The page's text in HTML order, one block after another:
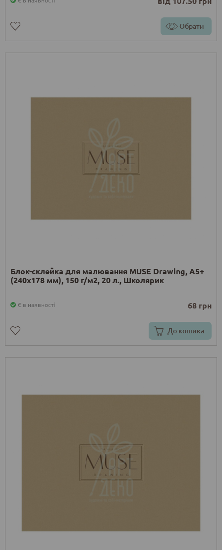
Обрати
Блок-склейка для малювання MUSE Drawing, А5+
(240х178 мм), 150 г/м2, 20 л., Школярик
Є в наявності 68 грн
До кошика